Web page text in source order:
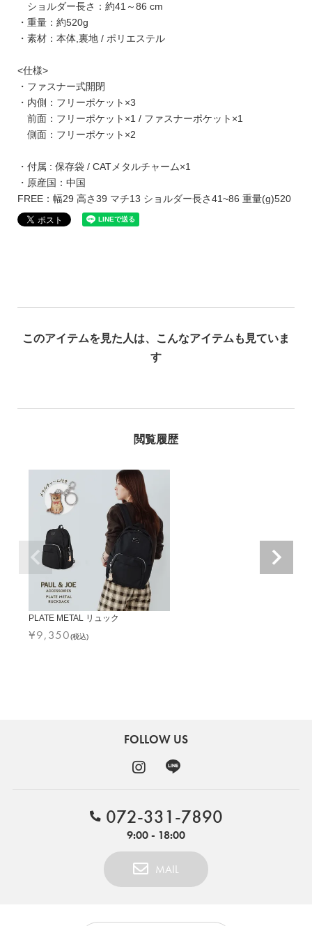
ショルダー長さ：約41～86 cm
・重量：約520g
・素材：本体,裏地 / ポリエステル
<仕様>
・ファスナー式開閉
・内側：フリーポケット×3
前面：フリーポケット×1 / ファスナーポケット×1
側面：フリーポケット×2
・付属 : 保存袋 / CATメタルチャーム×1
・原産国：中国
FREE：幅29 高さ39 マチ13 ショルダー長さ41~86 重量(g)520
PLATE METAL リュック
¥9,350(税込)
FOLLOW US
MAIL
072-331-7890
9:00 - 18:00